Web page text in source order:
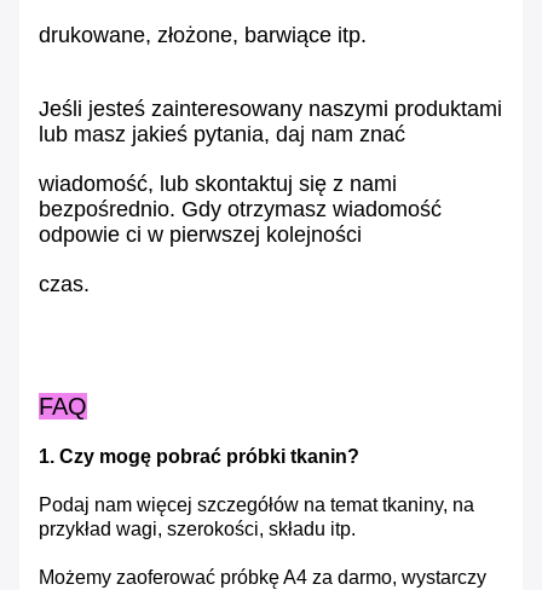
drukowane, złożone, barwiące itp.
Jeśli jesteś zainteresowany naszymi produktami
lub masz jakieś pytania, daj nam znać
wiadomość, lub skontaktuj się z nami
bezpośrednio. Gdy otrzymasz wiadomość
odpowie ci w pierwszej kolejności
czas.
FAQ
1. Czy mogę pobrać próbki tkanin?
Podaj nam więcej szczegółów na temat tkaniny, na
przykład wagi, szerokości, składu itp.
Możemy zaoferować próbkę A4 za darmo, wystarczy